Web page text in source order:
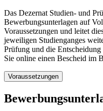
Das Dezernat Studien- und
Bewerbungsunterlagen auf
Voraussetzungen und leitet
jeweiligen Studienganges
Prüfung und die
Sie online einen Bescheid im
Voraussetzungen
Voraussetzung für die
ist ein abgeschlossenes